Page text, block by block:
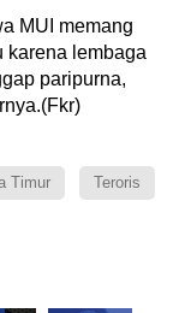
MUI memang
karena lembaga
paripurna,
Timur Teroris